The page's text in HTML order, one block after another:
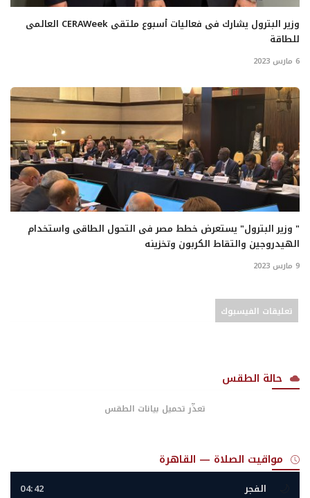
وزير البترول يشارك فى فعاليات أسبوع ملتقى CERAWeek العالمى
للطاقة
6 مارس 2023
" وزير البترول" يستعرض خطط مصر فى التحول الطاقى واستخدام
الهيدروجين والتقاط الكربون وتخزينه
9 مارس 2023
تعليقات الفيسبوك
حالة الطقس
تعذّر تحميل بيانات الطقس
مواقيت الصلاة — القاهرة
الفجر 04:42